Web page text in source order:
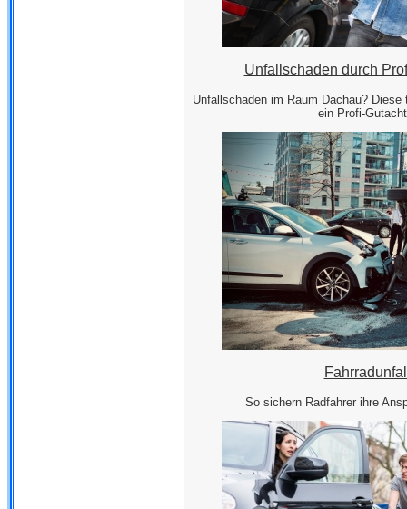
Unfallschaden durch
Unfallschaden im Raum Dachau?
ein Profi-
So sichern Radfahrer ihre